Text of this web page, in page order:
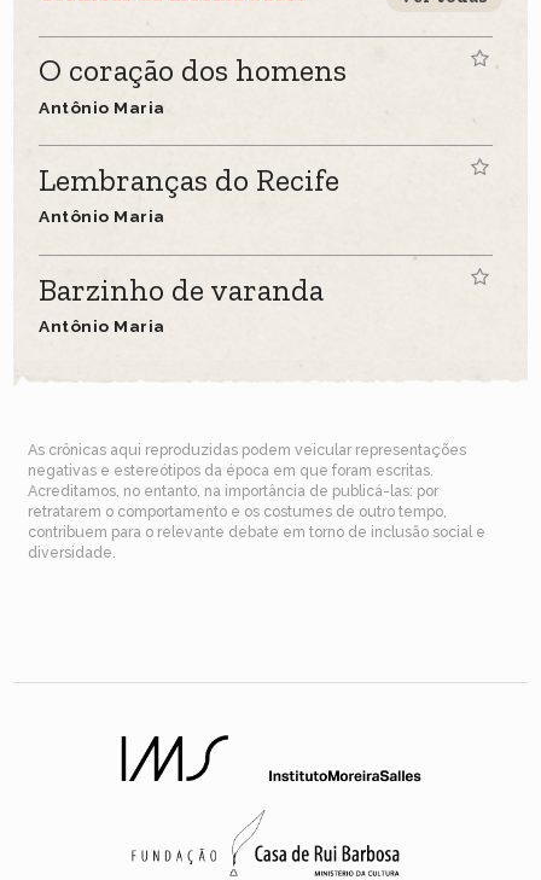
O coração dos homens
Antônio Maria
Lembranças do Recife
Antônio Maria
Barzinho de varanda
Antônio Maria
As crônicas aqui reproduzidas podem veicular representações
negativas e estereótipos da época em que foram escritas.
Acreditamos, no entanto, na importância de publicá-las: por
retratarem o comportamento e os costumes de outro tempo,
contribuem para o relevante debate em torno de inclusão social e
diversidade.